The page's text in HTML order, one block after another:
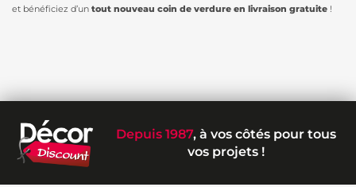
et bénéficiez d’un tout nouveau coin de verdure en livraison gratuite !
Depuis 1987, à vos côtés pour tous
vos projets !